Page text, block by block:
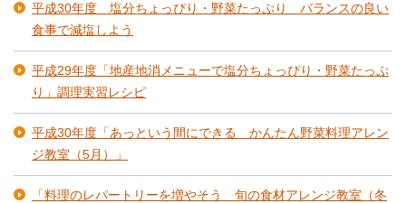
平成30年度 塩分ちょっぴり・野菜たっぷり バランスの良い
食事で減塩しよう
平成29年度「地産地消メニューで塩分ちょっぴり・野菜たっぷ
り」調理実習レシピ
平成30年度「あっという間にできる かんたん野菜料理アレン
ジ教室（5月）」
「料理のレパートリーを増やそう 旬の食材アレンジ教室（冬